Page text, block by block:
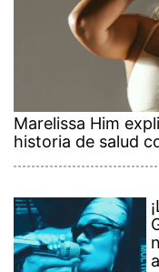
Marelissa Him
historia de salud